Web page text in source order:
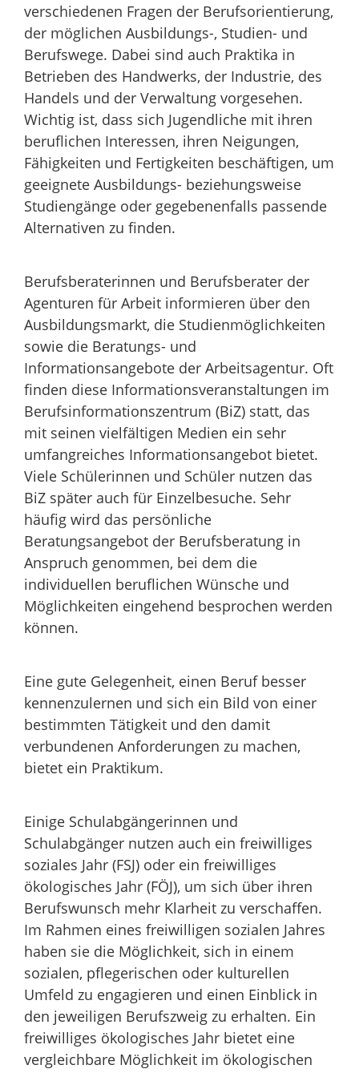
verschiedenen Fragen der Berufsorientierung,
der möglichen Ausbildungs-, Studien- und
Berufswege. Dabei sind auch Praktika in
Betrieben des Handwerks, der Industrie, des
Handels und der Verwaltung vorgesehen.
Wichtig ist, dass sich Jugendliche mit ihren
beruflichen Interessen, ihren Neigungen,
Fähigkeiten und Fertigkeiten beschäftigen, um
geeignete Ausbildungs- beziehungsweise
Studiengänge oder gegebenenfalls passende
Alternativen zu finden.
Berufsberaterinnen und Berufsberater der
Agenturen für Arbeit informieren über den
Ausbildungsmarkt, die Studienmöglichkeiten
sowie die Beratungs- und
Informationsangebote der Arbeitsagentur. Oft
finden diese Informationsveranstaltungen im
Berufsinformationszentrum (BiZ) statt, das
mit seinen vielfältigen Medien ein sehr
umfangreiches Informationsangebot bietet.
Viele Schülerinnen und Schüler nutzen das
BiZ später auch für Einzelbesuche. Sehr
häufig wird das persönliche
Beratungsangebot der Berufsberatung in
Anspruch genommen, bei dem die
individuellen beruflichen Wünsche und
Möglichkeiten eingehend besprochen werden
können.
Eine gute Gelegenheit, einen Beruf besser
kennenzulernen und sich ein Bild von einer
bestimmten Tätigkeit und den damit
verbundenen Anforderungen zu machen,
bietet ein Praktikum.
Einige Schulabgängerinnen und
Schulabgänger nutzen auch ein freiwilliges
soziales Jahr (FSJ) oder ein freiwilliges
ökologisches Jahr (FÖJ), um sich über ihren
Berufswunsch mehr Klarheit zu verschaffen.
Im Rahmen eines freiwilligen sozialen Jahres
haben sie die Möglichkeit, sich in einem
sozialen, pflegerischen oder kulturellen
Umfeld zu engagieren und einen Einblick in
den jeweiligen Berufszweig zu erhalten. Ein
freiwilliges ökologisches Jahr bietet eine
vergleichbare Möglichkeit im ökologischen